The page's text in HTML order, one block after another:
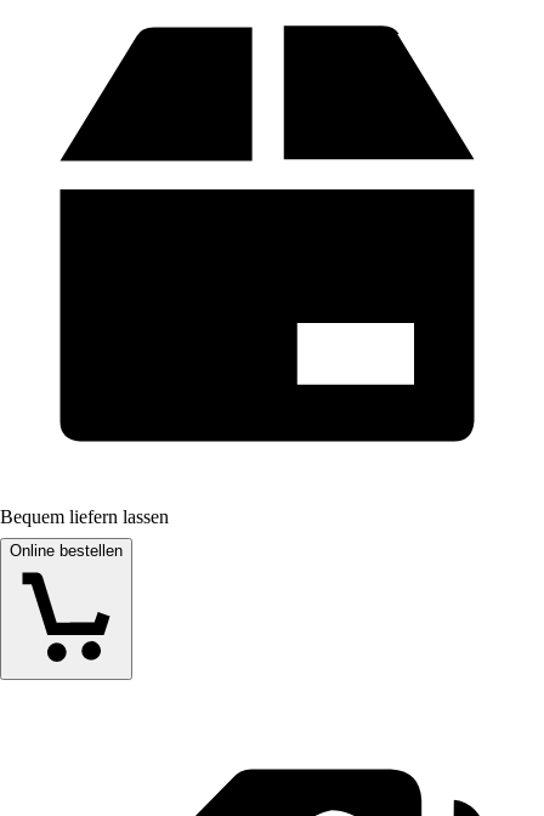
Bequem liefern lassen
Online bestellen